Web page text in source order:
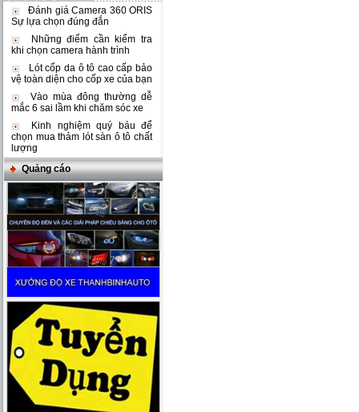
Đánh giá Camera 360 ORIS
Sự lựa chọn đúng đắn
Những điểm cần kiểm tra
khi chọn camera hành trình
Lót cốp da ô tô cao cấp bảo
vệ toàn diện cho cốp xe của bạn
Vào mùa đông thường dễ
mắc 6 sai lầm khi chăm sóc xe
Kinh nghiệm quý báu để
chọn mua thảm lót sàn ô tô chất
lượng
Quảng cáo